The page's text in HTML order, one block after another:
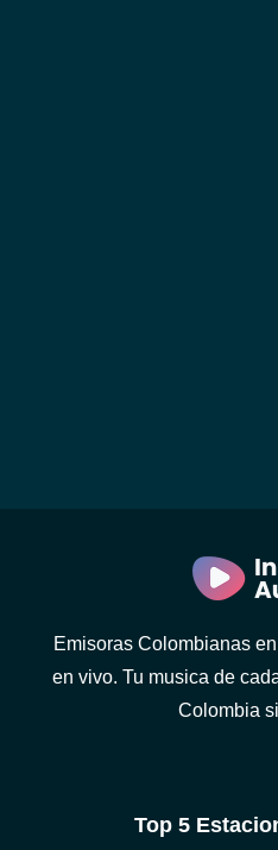
Emisoras Colombianas
en vivo. Tu musica de
Colombia
Top 5